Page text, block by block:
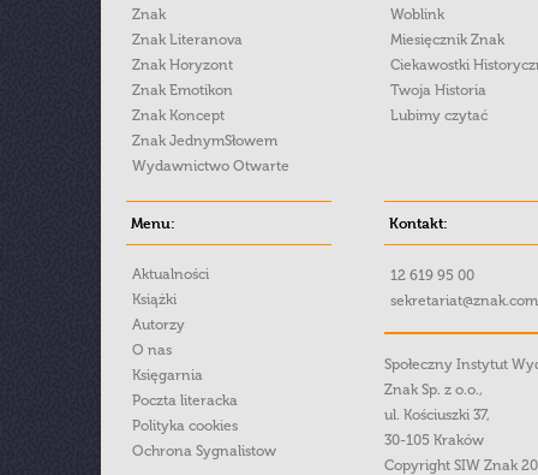
Znak
Znak Literanova
Znak Horyzont
Znak Emotikon
Znak Koncept
Znak JednymSłowem
Wydawnictwo Otwarte
Woblink
Miesięcznik Znak
Ciekawostki
Twoja Historia
Lubimy czytać
Menu:
Aktualności
Książki
Autorzy
O nas
Księgarnia
Poczta literacka
Polityka cookies
Ochrona Sygnalistow
Kontakt:
12 619 95 00
Społeczny Instytut
Znak Sp. z o.o.,
ul. Kościuszki 37,
30-105 Kraków
Copyright SIW Znak